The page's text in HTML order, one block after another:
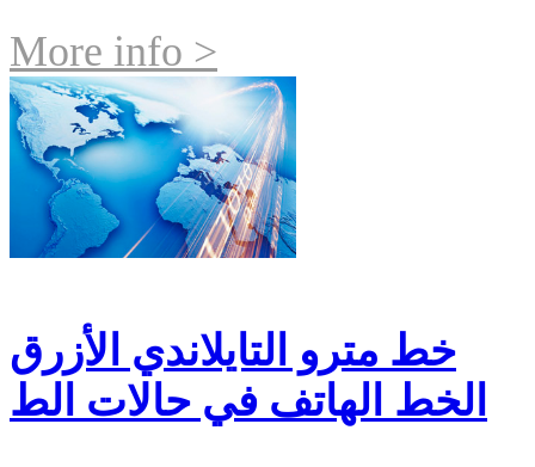
More info >
خط مترو التايلاندي الأزرق
الخط الهاتف في حالات الط